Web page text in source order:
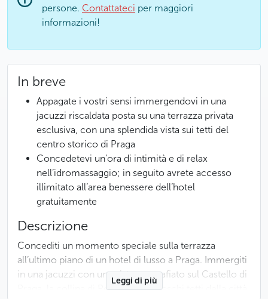
persone. Contattateci per maggiori
informazioni!
In breve
Appagate i vostri sensi immergendovi in una
jacuzzi riscaldata posta su una terrazza privata
esclusiva, con una splendida vista sui tetti del
centro storico di Praga
Concedetevi un’ora di intimità e di relax
nell’idromassaggio; in seguito avrete accesso
illimitato all’area benessere dell’hotel
gratuitamente
Descrizione
Concediti un momento speciale sulla terrazza
all’ultimo piano di un hotel di lusso a Praga. Immergiti
in una jacuzzi con una vista mozzafiato sul Castello di
Praga, la collina di Petřín e i pittoreschi tetti della città.
Leggi di più